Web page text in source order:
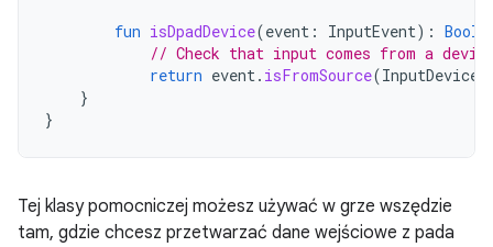
fun isDpadDevice(event : InputEvent):
// Check that input comes from a
return event. isFromSource(InputDevice
}
}
Tej klasy pomocniczej możesz używać w grze wszędzie
tam, gdzie chcesz przetwarzać dane wejściowe z pada